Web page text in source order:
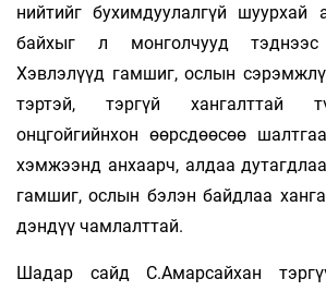
нийтийг бухимдуулалгүй
байхыг л монголчууд
Хэвлэлүүд гамшиг, ослын
тэртэй, тэргүй хангалттай
онцгойгийнхон өөрсдөөсөө
хэмжээнд анхаарч, алдаа
гамшиг, ослын бэлэн байдлаа
дэндүү чамлалттай.
Шадар сайд С.Амарсайхан